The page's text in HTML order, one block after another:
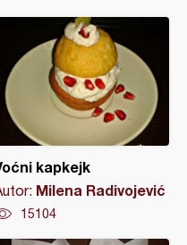
kapkejk
Milena Radivojević
15104